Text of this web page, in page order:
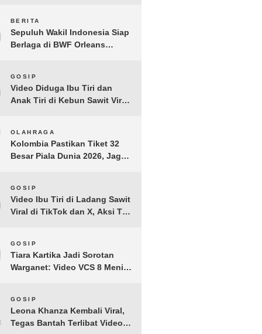
BERITA
Sepuluh Wakil Indonesia Siap
Berlaga di BWF Orleans
GOSIP
Video Diduga Ibu Tiri dan
Anak Tiri di Kebun Sawit Viral,
OLAHRAGA
Kolombia Pastikan Tiket 32
Besar Piala Dunia 2026, Jaga
GOSIP
Video Ibu Tiri di Ladang Sawit
Viral di TikTok dan X, Aksi Tak
GOSIP
Tiara Kartika Jadi Sorotan
Warganet: Video VCS 8 Menit
GOSIP
Leona Khanza Kembali Viral,
Tegas Bantah Terlibat Video